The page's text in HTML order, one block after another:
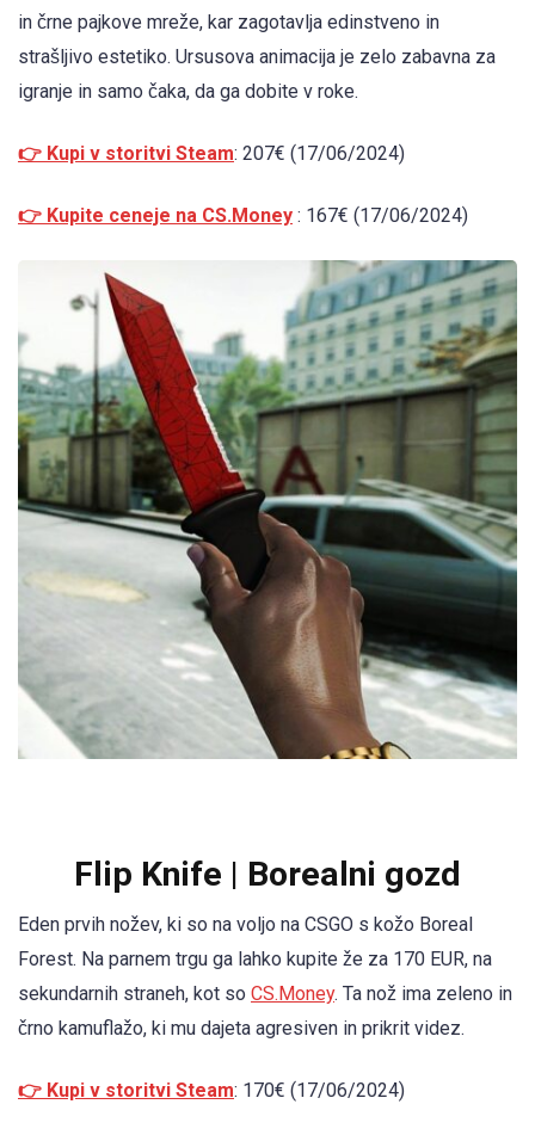
in črne pajkove mreže, kar zagotavlja edinstveno in
strašljivo estetiko. Ursusova animacija je zelo zabavna za
igranje in samo čaka, da ga dobite v roke.
👉 Kupi v storitvi Steam: 207€ (17/06/2024)
👉 Kupite ceneje na CS.Money : 167€ (17/06/2024)
Flip Knife | Borealni gozd
Eden prvih nožev, ki so na voljo na CSGO s kožo Boreal
Forest. Na parnem trgu ga lahko kupite že za 170 EUR, na
sekundarnih straneh, kot so CS.Money. Ta nož ima zeleno in
črno kamuflažo, ki mu dajeta agresiven in prikrit videz.
👉 Kupi v storitvi Steam: 170€ (17/06/2024)